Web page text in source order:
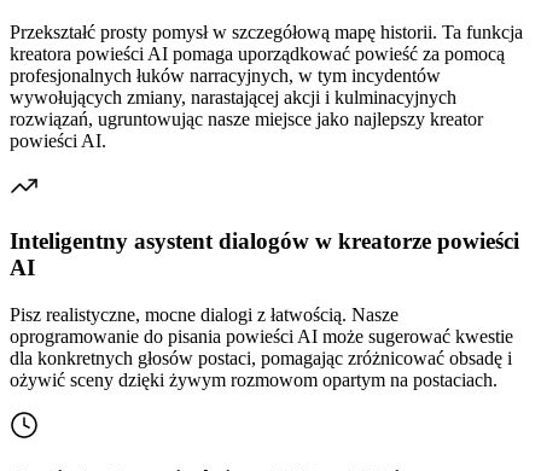
Przekształć prosty pomysł w szczegółową mapę historii. Ta funkcja
kreatora powieści AI pomaga uporządkować powieść za pomocą
profesjonalnych łuków narracyjnych, w tym incydentów
wywołujących zmiany, narastającej akcji i kulminacyjnych
rozwiązań, ugruntowując nasze miejsce jako najlepszy kreator
powieści AI.
Inteligentny asystent dialogów w kreatorze powieści
AI
Pisz realistyczne, mocne dialogi z łatwością. Nasze
oprogramowanie do pisania powieści AI może sugerować kwestie
dla konkretnych głosów postaci, pomagając zróżnicować obsadę i
ożywić sceny dzięki żywym rozmowom opartym na postaciach.